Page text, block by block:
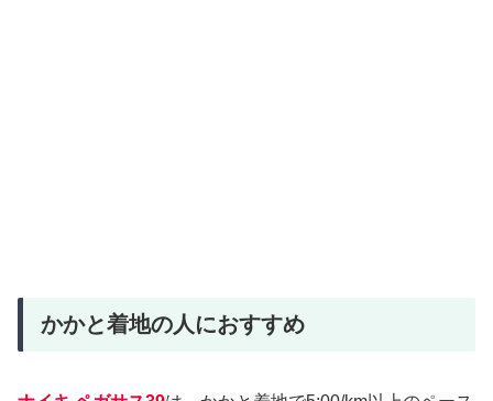
かかと着地の人におすすめ